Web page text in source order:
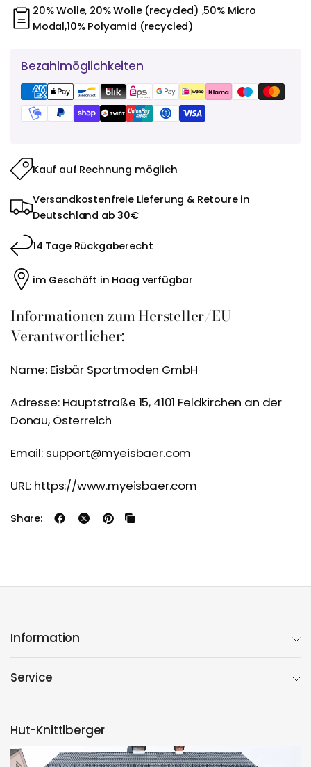
20% Wolle, 20% Wolle (recycled) ,50% Micro
Modal,10% Polyamid (recycled)
Bezahlmöglichkeiten
Kauf auf Rechnung möglich
Versandkostenfreie Lieferung & Retoure in
Deutschland ab 30€
14 Tage Rückgaberecht
im Geschäft in Haag verfügbar
Informationen zum Hersteller/EU-
Verantwortlicher:
Name: Eisbär Sportmoden GmbH
Adresse: Hauptstraße 15, 4101 Feldkirchen an der
Donau, Österreich
Email: support@myeisbaer.com
URL: https://www.myeisbaer.com
Share:
Information
Service
Hut-Knittlberger